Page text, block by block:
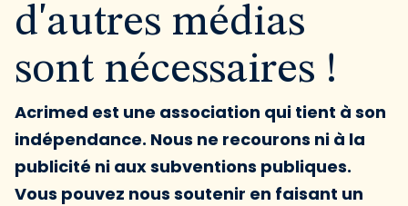
d'autres médias
sont nécessaires !
Acrimed est une association qui tient à son
indépendance. Nous ne recourons ni à la
publicité ni aux subventions publiques.
Vous pouvez nous soutenir en faisant un